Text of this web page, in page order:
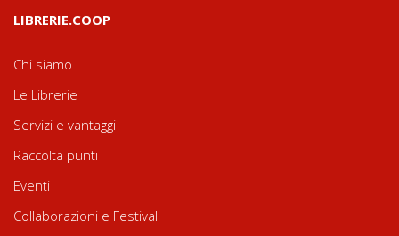
LIBRERIE.COOP
Chi siamo
Le Librerie
Servizi e vantaggi
Raccolta punti
Eventi
Collaborazioni e Festival